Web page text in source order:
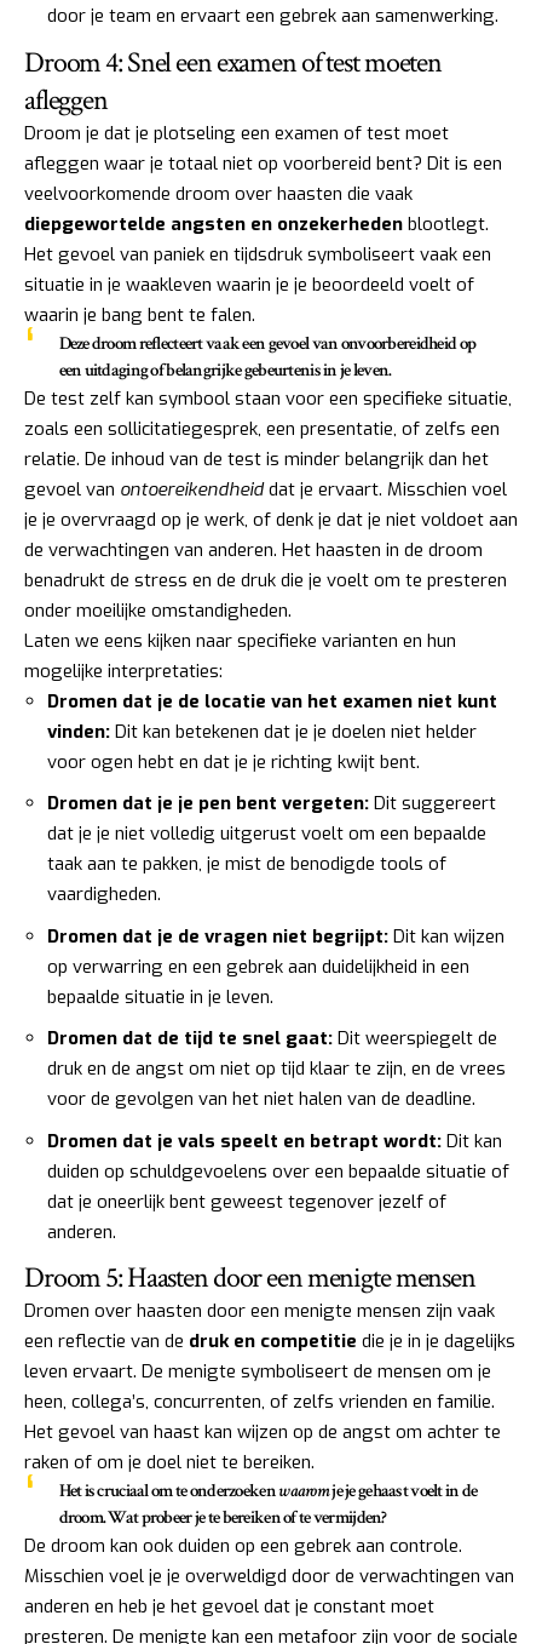
door je team en ervaart een gebrek aan samenwerking.
Droom 4: Snel een examen of test moeten
afleggen
Droom je dat je plotseling een examen of test moet
afleggen waar je totaal niet op voorbereid bent? Dit is een
veelvoorkomende droom over haasten die vaak
diepgewortelde angsten en onzekerheden blootlegt.
Het gevoel van paniek en tijdsdruk symboliseert vaak een
situatie in je waakleven waarin je je beoordeeld voelt of
waarin je bang bent te falen.
Deze droom reflecteert vaak een gevoel van onvoorbereidheid op
een uitdaging of belangrijke gebeurtenis in je leven.
De test zelf kan symbool staan voor een specifieke situatie,
zoals een sollicitatiegesprek, een presentatie, of zelfs een
relatie. De inhoud van de test is minder belangrijk dan het
gevoel van ontoereikendheiddat je ervaart. Misschien voel
je je overvraagd op je werk, of denk je dat je niet voldoet aan
de verwachtingen van anderen. Het haasten in de droom
benadrukt de stress en de druk die je voelt om te presteren
onder moeilijke omstandigheden.
Laten we eens kijken naar specifieke varianten en hun
mogelijke interpretaties:
Dromen dat je de locatie van het examen niet kunt
vinden: Dit kan betekenen dat je je doelen niet helder
voor ogen hebt en dat je je richting kwijt bent.
Dromen dat je je pen bent vergeten: Dit suggereert
dat je je niet volledig uitgerust voelt om een bepaalde
taak aan te pakken, je mist de benodigde tools of
vaardigheden.
Dromen dat je de vragen niet begrijpt: Dit kan wijzen
op verwarring en een gebrek aan duidelijkheid in een
bepaalde situatie in je leven.
Dromen dat de tijd te snel gaat: Dit weerspiegelt de
druk en de angst om niet op tijd klaar te zijn, en de vrees
voor de gevolgen van het niet halen van de deadline.
Dromen dat je vals speelt en betrapt wordt: Dit kan
duiden op schuldgevoelens over een bepaalde situatie of
dat je oneerlijk bent geweest tegenover jezelf of
anderen.
Droom 5: Haasten door een menigte mensen
Dromen over haasten door een menigte mensen zijn vaak
een reflectie van de druk en competitie die je in je dagelijks
leven ervaart. De menigte symboliseert de mensen om je
heen, collega’s, concurrenten, of zelfs vrienden en familie.
Het gevoel van haast kan wijzen op de angst om achter te
raken of om je doel niet te bereiken.
Het is cruciaal om te onderzoekenwaaromje je gehaast voelt in de
droom. Wat probeer je te bereiken of te vermijden?
De droom kan ook duiden op een gebrek aan controle.
Misschien voel je je overweldigd door de verwachtingen van
anderen en heb je het gevoel dat je constant moet
presteren. De menigte kan een metafoor zijn voor de sociale